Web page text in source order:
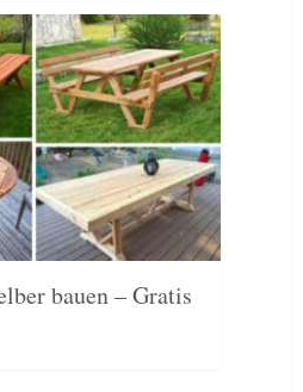
bauen – Gratis